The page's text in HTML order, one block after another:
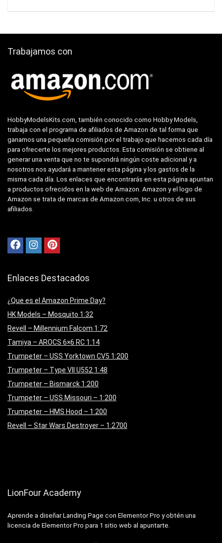
Trabajamos con
HobbyModelsKits.com, también conocido como Hobby Models,
trabaja con el programa de afiliados de Amazon de tal forma que
ganamos una pequeña comisión por el trabajo que hacemos cada día
para ofrecerte los mejores productos. Esta comisión se obtiene al
generar una venta que no te supondrá ningún coste adicional y a
nosotros nos ayudará a mantener esta página y los gastos de la
misma cada día. Los enlaces que encontrarás en esta página apuntan
a productos ofrecidos en la web de Amazon. Amazon y el logo de
Amazon se trata de marcas de Amazon.com, Inc. u otros de sus
afiliados.
Enlaces Destacados
¿Que es el Amazon Prime Day?
HK Models – Mosquito 1:32
Revell – Millennium Falcom 1:72
Tamiya – AROCS 6×6 RC 1:14
Trumpeter – USS Yorktown CV5 1:200
Trumpeter – Type VII U552 1:48
Trumpeter – Bismarck 1:200
Trumpeter – USS Missouri – 1:200
Trumpeter – HMS Hood – 1:200
Revell – Star Wars Destroyer – 1:2700
LionFour Academy
Aprende a diseñar Landing Page con Elementor Pro y obtén una
licencia de Elementor Pro para 1 sitio web al apuntarte.